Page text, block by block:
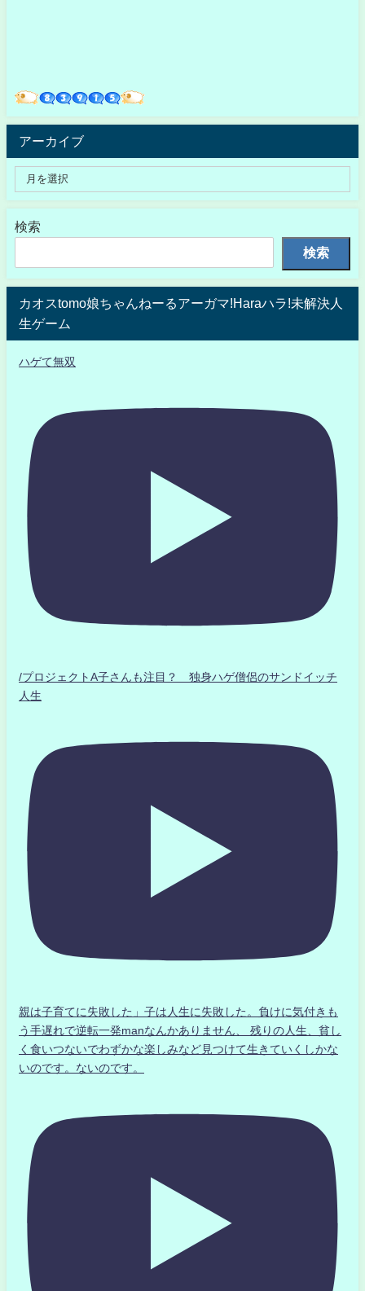
アーカイブ
検索
検索
カオスtomo娘ちゃんねーるアーガマ!Haraハラ!未解決人
生ゲーム
ハゲて無双
/プロジェクトA子さんも注目？ 独身ハゲ僧侶のサンドイッチ
人生
親は子育てに失敗した」子は人生に失敗した。負けに気付きも
う手遅れで逆転一発manなんかありません、 残りの人生、貧し
く食いつないでわずかな楽しみなど見つけて生きていくしかな
いのです。ないのです。